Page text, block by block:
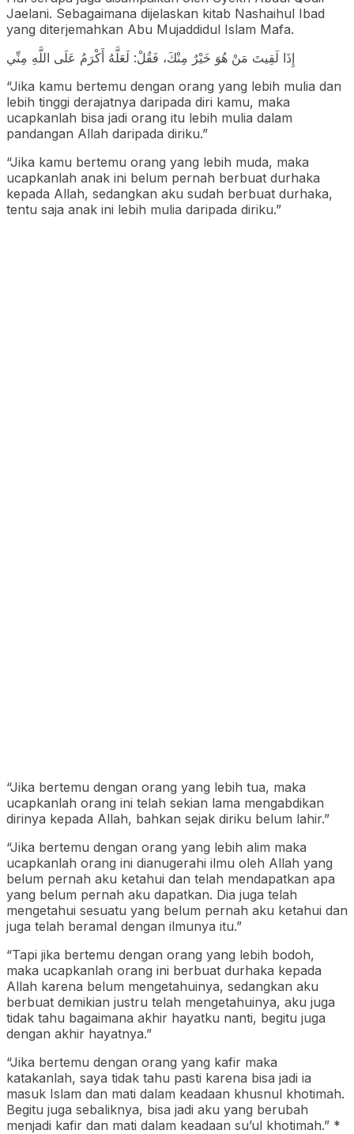
Jaelani. Sebagaimana dijelaskan kitab Nashaihul Ibad
yang diterjemahkan Abu Mujaddidul Islam Mafa.
إِذَا لَقِيتَ مَنْ هُوَ خَيْرٌ مِنْكَ، فَقُلْ: لَعَلَّهُ أَكْرَمُ عَلَى اللَّهِ مِنِّي
“Jika kamu bertemu dengan orang yang lebih mulia dan
lebih tinggi derajatnya daripada diri kamu, maka
ucapkanlah bisa jadi orang itu lebih mulia dalam
pandangan Allah daripada diriku.”
“Jika kamu bertemu orang yang lebih muda, maka
ucapkanlah anak ini belum pernah berbuat durhaka
kepada Allah, sedangkan aku sudah berbuat durhaka,
tentu saja anak ini lebih mulia daripada diriku.”
“Jika bertemu dengan orang yang lebih tua, maka
ucapkanlah orang ini telah sekian lama mengabdikan
dirinya kepada Allah, bahkan sejak diriku belum lahir.”
“Jika bertemu dengan orang yang lebih alim maka
ucapkanlah orang ini dianugerahi ilmu oleh Allah yang
belum pernah aku ketahui dan telah mendapatkan apa
yang belum pernah aku dapatkan. Dia juga telah
mengetahui sesuatu yang belum pernah aku ketahui dan
juga telah beramal dengan ilmunya itu.”
“Tapi jika bertemu dengan orang yang lebih bodoh,
maka ucapkanlah orang ini berbuat durhaka kepada
Allah karena belum mengetahuinya, sedangkan aku
berbuat demikian justru telah mengetahuinya, aku juga
tidak tahu bagaimana akhir hayatku nanti, begitu juga
dengan akhir hayatnya.”
“Jika bertemu dengan orang yang kafir maka
katakanlah, saya tidak tahu pasti karena bisa jadi ia
masuk Islam dan mati dalam keadaan khusnul khotimah.
Begitu juga sebaliknya, bisa jadi aku yang berubah
menjadi kafir dan mati dalam keadaan su’ul khotimah.” *